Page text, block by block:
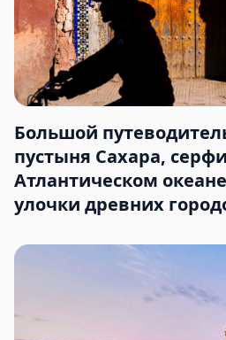
Большой
пустыня Сахара,
Атлантическом
улочки древних